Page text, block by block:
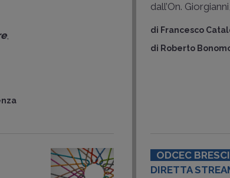
,
dall’On.
di Francesco
di Roberto
ODCEC
DIRETTA